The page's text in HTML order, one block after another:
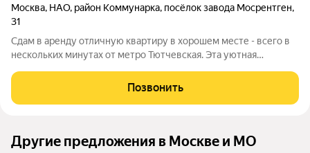
Москва, НАО, район Коммунарка, посёлок завода Мосрентген,
31
Сдам в аренду отличную квартиру в хорошем месте - всего в
нескольких минутах от метро Тютчевская. Эта уютная
дома и обладает площадью 34.70 кв.м. При входе в квартиру
вас встретит свежий ремонт,
Позвонить
Другие предложения в Москве и МО